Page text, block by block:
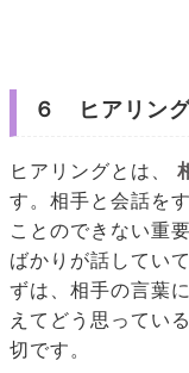
６ ヒアリン
ヒアリングとは、
す。相手と会話を
ことのできない重
ばかりが話してい
ずは、相手の言葉
えてどう思ってい
切です。